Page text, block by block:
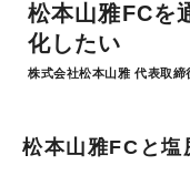
松本山雅FCを
化したい
株式会社松本山雅 代表取
松本山雅FCと塩